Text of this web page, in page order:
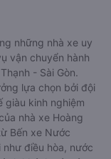
những nhà xe uy
vận chuyển hành
- Sài Gòn.
lựa chọn bởi đội
giàu kinh nghiệm
nhà xe Hoàng
Bến xe Nước
điều hòa, nước